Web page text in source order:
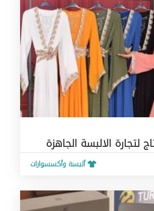
لتجارة الالبسة الجاهزة
ألبسة وأكسسوارات